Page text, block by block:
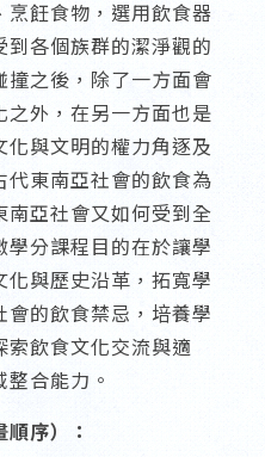
飪食物，選用飲食器
各個族群的潔淨觀的
撞之後，除了一方面會
外，在另一方面也是
與文明的權力角逐及
東南亞社會的飲食為
南亞社會又如何受到全
分課程目的在於讓學
與歷史沿革，拓寬學
的飲食禁忌，培養學
索飲食文化交流與適
合能力。
序）：